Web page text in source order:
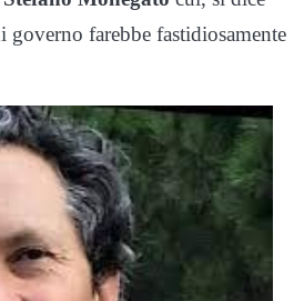
governo farebbe fastidiosamente